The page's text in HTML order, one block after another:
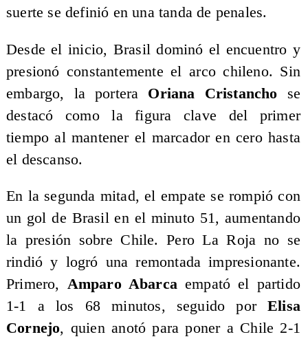
suerte se definió en una tanda de penales.
Desde el inicio, Brasil dominó el encuentro y
presionó constantemente el arco chileno. Sin
embargo, la portera Oriana Cristancho se
destacó como la figura clave del primer
tiempo al mantener el marcador en cero hasta
el descanso.
En la segunda mitad, el empate se rompió con
un gol de Brasil en el minuto 51, aumentando
la presión sobre Chile. Pero La Roja no se
rindió y logró una remontada impresionante.
Primero, Amparo Abarca empató el partido
1-1 a los 68 minutos, seguido porElisa
Cornejo, quien anotó para poner a Chile 2-1